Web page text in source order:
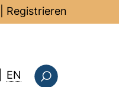
Registrieren
EN : this page in